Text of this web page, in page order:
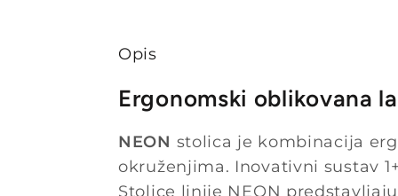
Opis
Ergonomski oblikovana
NEON stolica je kombinacija
okruženjima. Inovativni sustav
Stolice linije NEON